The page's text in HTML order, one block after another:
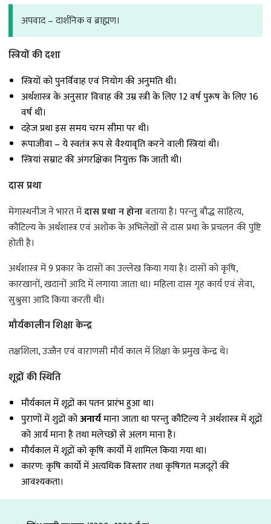
अपवाद – दार्शनिक व ब्राह्मण।
स्त्रियों की दशा
स्त्रियों को पुनर्विवाह एवं नियोग की अनुमति थी।
अर्थशास्त्र के अनुसार विवाह की उम्र स्त्री के लिए 12 वर्ष पुरूष के लिए 16
वर्ष थी।
दहेज प्रथा इस समय चरम सीमा पर थी।
रूपाजीवा – ये स्वतंत्र रूप से वैश्यावृति करने वाली स्त्रियां थी।
स्त्रियां सम्राट की अंगरक्षिका नियुक्त कि जाती थी।
दास प्रथा
मेगास्थनीज ने भारत मेंदास प्रथा न होनाबताया है। परन्तु बौद्ध साहित्य,
कौटिल्य के अर्थशास्त्र एवं अशोक के अभिलेखों से दास प्रथा के प्रचलन की पुष्टि
होती है।
अर्थशास्त्र में 9 प्रकार के दासों का उल्लेख किया गया है। दासों को कृषि,
कारखानों, खदानों आदि में लगाया जाता था। महिला दास गृह कार्य एवं सेवा,
सुश्रुसा आदि किया करती थी।
मौर्यकालीन शिक्षा केन्द्र
तक्षशिला, उज्जैन एवं वाराणसी मौर्य काल में शिक्षा के प्रमुख केन्द्र थे।
शूद्रों की स्थिति
मौर्यकाल में शूद्रों का पतन प्रारंभ हुआ था।
पुराणों में शुद्रों कोअनार्यमाना जाता था परन्तु कौटिल्य ने अर्थशास्त्र में शूद्रों
को आर्य माना है तथा मलेच्छों से अलग माना है।
मौर्यकाल में शूद्रों को कृषि कार्यो में शामिल किया गया था।
कारण: कृषि कार्यो में अत्यधिक विस्तार तथा कृषिगत मजदूरों की
आवश्यकता।